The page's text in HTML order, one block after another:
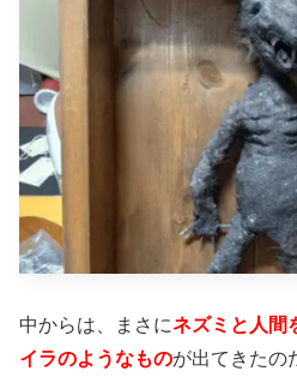
中からは、まさにネズミと人間
イラのようなものが出てきたの